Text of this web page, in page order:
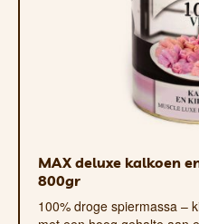
MAX deluxe kalkoen
800gr
100% droge spiermassa –